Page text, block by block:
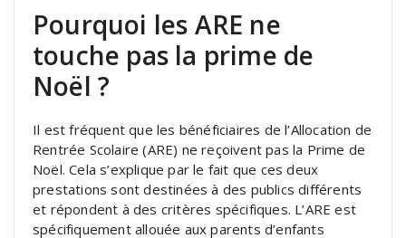
Pourquoi les ARE ne
touche pas la prime de
Noël ?
Il est fréquent que les bénéficiaires de l’Allocation de
Rentrée Scolaire (ARE) ne reçoivent pas la Prime de
Noël. Cela s’explique par le fait que ces deux
prestations sont destinées à des publics différents
et répondent à des critères spécifiques. L’ARE est
spécifiquement allouée aux parents d’enfants